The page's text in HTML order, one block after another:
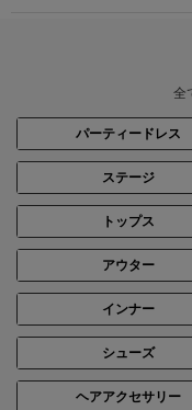
全
パーティードレス
ステージ
トップス
アウター
インナー
シューズ
ヘアアクセサリー